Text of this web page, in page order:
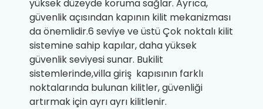
yüksek düzeyde koruma sağlar. Ayrıca,
güvenlik açısından kapının kilit mekanizması
da önemlidir.6 seviye ve üstü Çok noktalı kilit
sistemine sahip kapılar, daha yüksek
güvenlik seviyesi sunar. Bukilit
sistemlerinde,villa giriş kapısının farklı
noktalarında bulunan kilitler, güvenliği
artırmak için ayrı ayrı kilitlenir.